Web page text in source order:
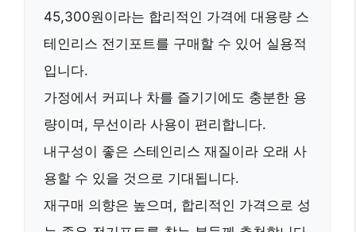
45,300원이라는 합리적인 가격에 대용량 스
테인리스 전기포트를 구매할 수 있어 실용적
입니다.
가정에서 커피나 차를 즐기기에도 충분한 용
량이며, 무선이라 사용이 편리합니다.
내구성이 좋은 스테인리스 재질이라 오래 사
용할 수 있을 것으로 기대됩니다.
재구매 의향은 높으며 , 합리적인 가격으로 성